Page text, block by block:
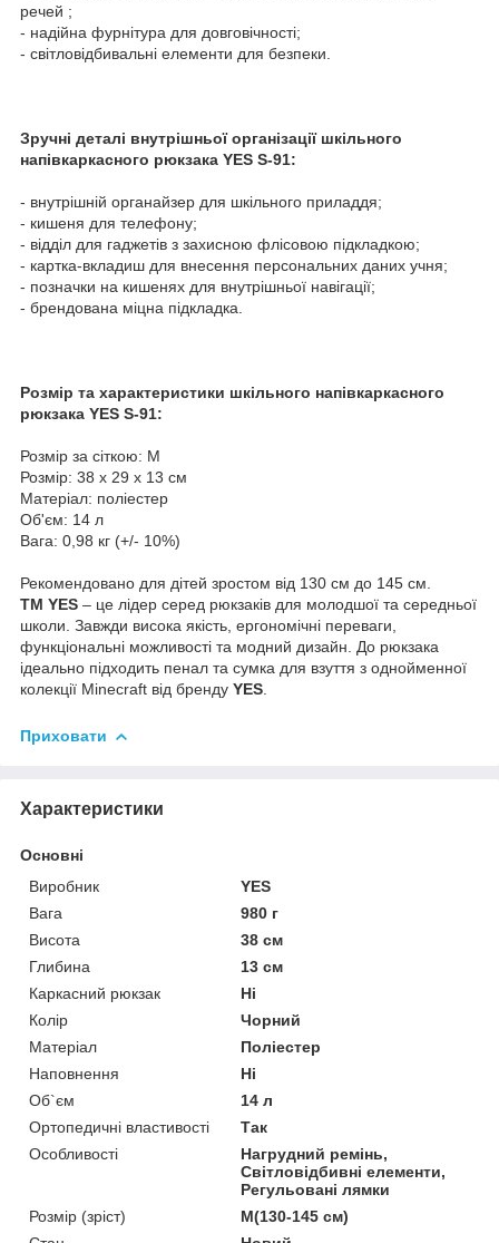
речей ;
- надійна фурнітура для довговічності;
- світловідбивальні елементи для безпеки.
Зручні деталі внутрішньої організації шкільного
напівкаркасного рюкзака YES S-91:
- внутрішній органайзер для шкільного приладдя;
- кишеня для телефону;
- відділ для гаджетів з захисною флісовою підкладкою;
- картка-вкладиш для внесення персональних даних учня;
- позначки на кишенях для внутрішньої навігації;
- брендована міцна підкладка.
Розмір та характеристики шкільного напівкаркасного
рюкзака YES S-91:
Розмір за сіткою: М
Розмір: 38 х 29 х 13 см
Матеріал: поліестер
Об'єм: 14 л
Вага: 0,98 кг (+/- 10%)
Рекомендовано для дітей зростом від 130 см до 145 см.
ТМ YES – це лідер серед рюкзаків для молодшої та середньої
школи. Завжди висока якість, ергономічні переваги,
функціональні можливості та модний дизайн. До рюкзака
ідеально підходить пенал та сумка для взуття з однойменної
колекції Minecraft від бренду YES
Приховати
Характеристики
Основні
Виробник
YES
Вага
980 г
Висота
38 см
Глибина
13 см
Каркасний рюкзак
Ні
Колір
Чорний
Матеріал
Поліестер
Наповнення
Ні
Об`єм
14 л
Ортопедичні властивості
Так
Особливості
Нагрудний ремінь,
Світловідбивні елементи,
Регульовані лямки
Розмір (зріст)
M(130-145 см)